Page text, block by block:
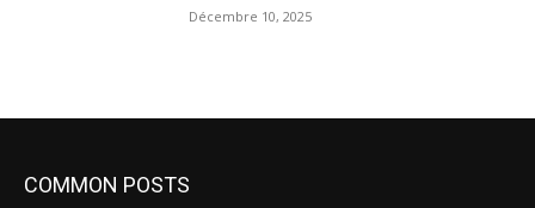
Décembre 10, 2025
COMMON POSTS